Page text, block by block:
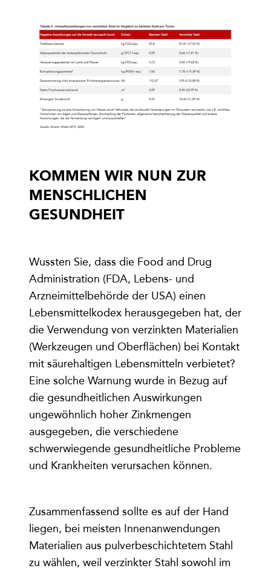
KOMMEN WIR NUN ZUR
MENSCHLICHEN
GESUNDHEIT
Wussten Sie, dass die Food and Drug
Administration (FDA, Lebens- und
Arzneimittelbehörde der USA) einen
Lebensmittelkodex herausgegeben hat, der
die Verwendung von verzinkten Materialien
(Werkzeugen und Oberflächen) bei Kontakt
mit säurehaltigen Lebensmitteln verbietet?
Eine solche Warnung wurde in Bezug auf
die gesundheitlichen Auswirkungen
ungewöhnlich hoher Zinkmengen
ausgegeben, die verschiedene
schwerwiegende gesundheitliche Probleme
und Krankheiten verursachen können.
Zusammenfassend sollte es auf der Hand
liegen, bei meisten Innenanwendungen
Materialien aus pulverbeschichtetem Stahl
zu wählen, weil verzinkter Stahl sowohl im